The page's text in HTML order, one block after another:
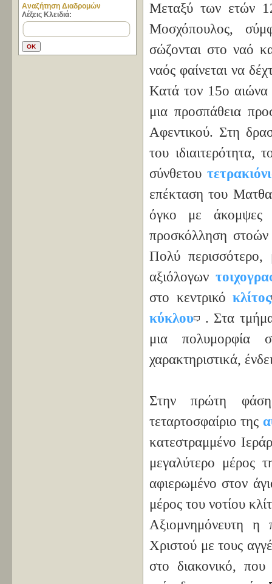
Aναζήτηση Διαδρομών
Λέξεις Κλειδιά:
Μεταξύ των ετών
Μοσχόπουλος,
σώζονται στο ναό
ναός φαίνεται να
Κατά τον 15ο αιώνα
μια προσπάθεια
Αφεντικού. Στη
του ιδιαιτερότητα,
σύνθετου
επέκταση του
όγκο με άκομψες
προσκόλληση
Πολύ περισσότερο,
αξιόλογων
στο κεντρικόκλίτος
κύκλου
. Στα
μια πολυμορφία
χαρακτηριστικά,
Στην πρώτη φάση
τεταρτοσφαίριο της
κατεστραμμένο
μεγαλύτερο μέρος
αφιερωμένο στον
μέρος του νοτίου
Αξιομνημόνευτη η
Χριστού με τους
στο διακονικό, που